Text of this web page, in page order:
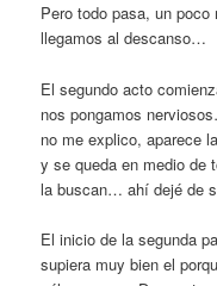
Pero todo pasa, un
llegamos al descanso…
El segundo acto
nos pongamos
no me explico, aparece
y se queda en medio de
la buscan… ahí dejé de
El inicio de la segunda
supiera muy bien el